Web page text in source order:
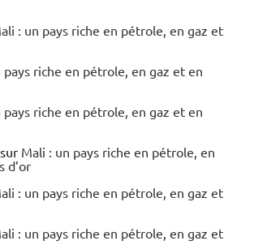
: un pays riche en pétrole, en gaz et
pays riche en pétrole, en gaz et en
pays riche en pétrole, en gaz et en
sur Mali : un pays riche en pétrole, en
d’or
: un pays riche en pétrole, en gaz et
: un pays riche en pétrole, en gaz et